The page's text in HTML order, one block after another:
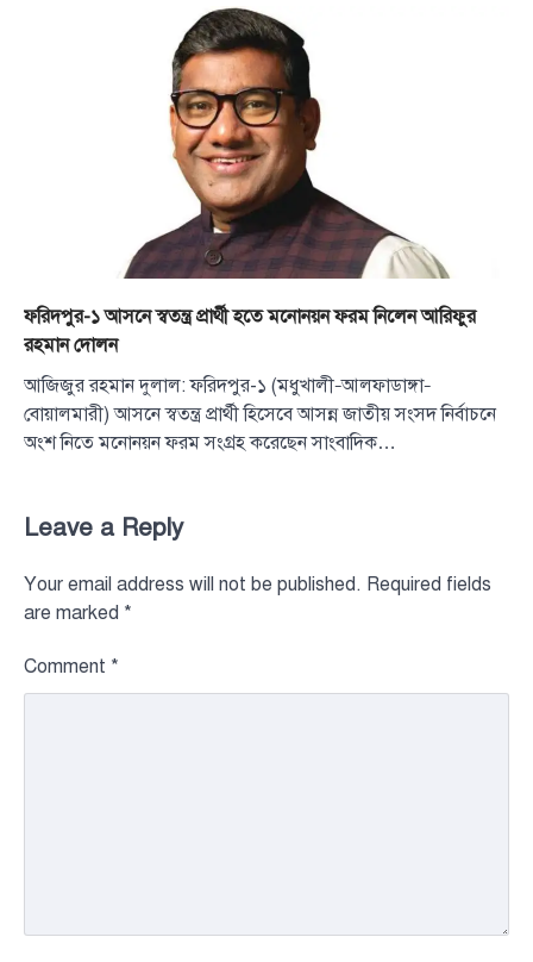
ফরিদপুর-১ আসনে স্বতন্ত্র প্রার্থী হতে মনোনয়ন ফরম নিলেন আরিফুর
রহমান দোলন
আজিজুর রহমান দুলাল: ফরিদপুর-১ (মধুখালী–আলফাডাঙ্গা–
বোয়ালমারী) আসনে স্বতন্ত্র প্রার্থী হিসেবে আসন্ন জাতীয় সংসদ নির্বাচনে
অংশ নিতে মনোনয়ন ফরম সংগ্রহ করেছেন সাংবাদিক…
Leave a Reply
Your email address will not be published. Required fields
are marked *
Comment *